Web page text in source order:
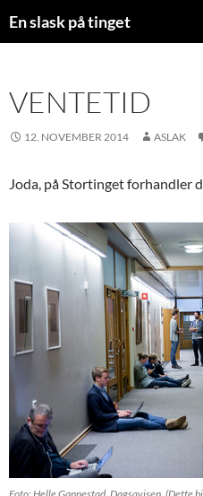
En slask på tinget
VENTETID
12. NOVEMBER 2014 ASLAK
Joda, på Stortinget forhandler